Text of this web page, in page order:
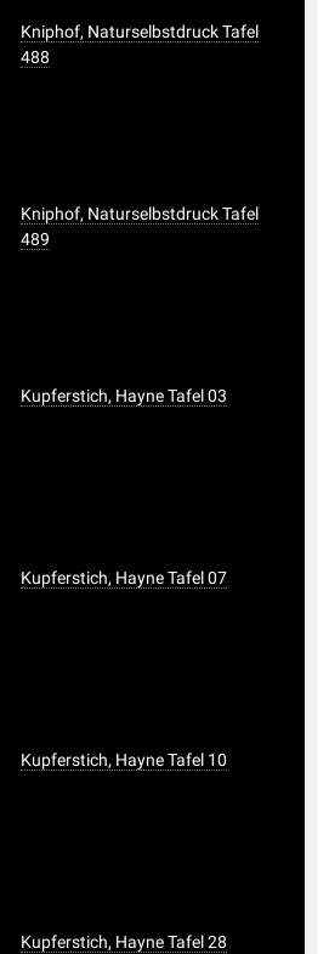
Kniphof, Naturselbstdruck Tafel
488
Kniphof, Naturselbstdruck Tafel
489
Kupferstich, Hayne Tafel 03
Kupferstich, Hayne Tafel 07
Kupferstich, Hayne Tafel 10
Kupferstich, Hayne Tafel 28